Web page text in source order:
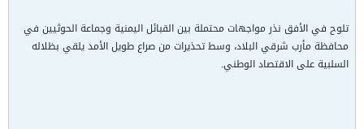
تلوح في الأفق نذر مواجهات محتملة بين القبائل اليمنية وجماعة الحوثيين في
محافظة مأرب شرقي البلاد، وسط تحذيرات من صراع طويل الأمد يلقي بظلاله
السلبية على الاقتصاد الوطني.